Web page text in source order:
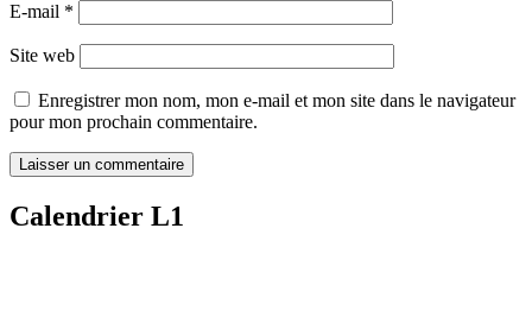
E-mail *
Site web
Enregistrer mon nom, mon e-mail et mon site dans le navigateur
pour mon prochain commentaire.
Calendrier L1